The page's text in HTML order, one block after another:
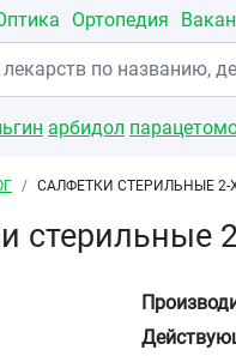
Ортопедия
арбидол
САЛФЕТКИ СТЕРИЛЬНЫЕ
стерильные